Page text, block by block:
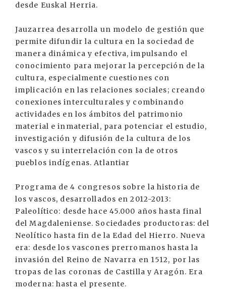
desde Euskal Herria.
Jauzarrea desarrolla un modelo de gestión que
permite difundir la cultura en la sociedad de
manera dinámica y efectiva, impulsando el
conocimiento para mejorar la percepción de la
cultura, especialmente cuestiones con
implicación en las relaciones sociales; creando
conexiones interculturales y combinando
actividades en los ámbitos del patrimonio
material e inmaterial, para potenciar el estudio,
investigación y difusión de la cultura de los
vascos y su interrelación con la de otros
pueblos indígenas. Atlantiar
Programa de 4 congresos sobre la historia de
los vascos, desarrollados en 2012-2013:
Paleolítico: desde hace 45.000 años hasta final
del Magdaleniense. Sociedades productoras: del
Neolítico hasta fin de la Edad del Hierro. Nueva
era: desde los vascones prerromanos hasta la
invasión del Reino de Navarra en 1512, por las
tropas de las coronas de Castilla y Aragón. Era
moderna: hasta el presente.